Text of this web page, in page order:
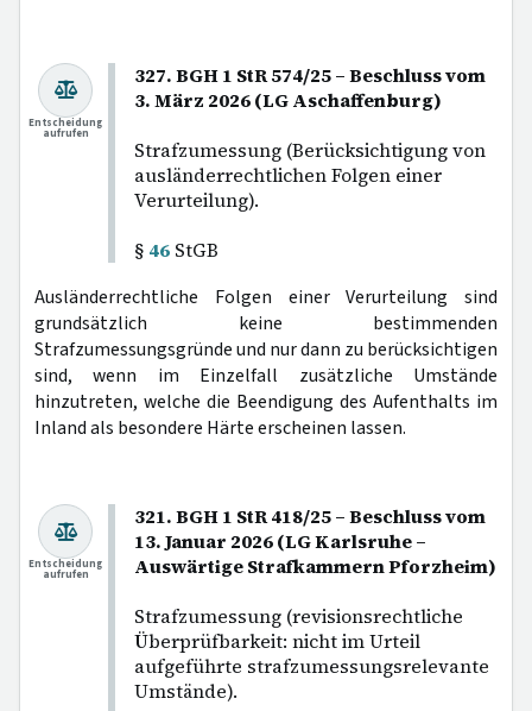
327. BGH 1 StR 574/25 – Beschluss vom
3. März 2026 (LG Aschaffenburg)
Strafzumessung (Berücksichtigung von
ausländerrechtlichen Folgen einer
Verurteilung).
§ 46 StGB
Entscheidung
aufrufen
Ausländerrechtliche Folgen einer Verurteilung sind
grundsätzlich keine bestimmenden
Strafzumessungsgründe und nur dann zu berücksichtigen
sind, wenn im Einzelfall zusätzliche Umstände
hinzutreten, welche die Beendigung des Aufenthalts im
Inland als besondere Härte erscheinen lassen.
321. BGH 1 StR 418/25 – Beschluss vom
13. Januar 2026 (LG Karlsruhe –
Auswärtige Strafkammern Pforzheim)
Strafzumessung (revisionsrechtliche
Überprüfbarkeit: nicht im Urteil
aufgeführte strafzumessungsrelevante
Umstände).
Entscheidung
aufrufen